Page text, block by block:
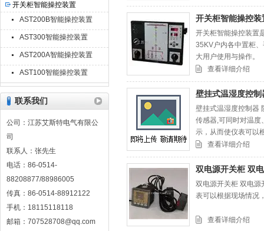
开关柜智能操控装置
AST200B智能操控装置
AST300智能操控装置
AST200A智能操控装置
AST100智能操控装置
联系我们
公司：江苏艾斯特电气有限公
司
联系人：张先生
电话：86-0514-
88208877/88986005
传真：86-0514-88912122
手机：18115118118
邮箱：707528708@qq.com
开关柜智能操控装
开关柜智能操控装置
35KV户内各中置柜
大用户使用与操作。
查看详细介绍
壁挂式温湿度控
壁挂式温湿度控制器
传感器,可同时对温度
示，从而使仪表可以
查看详细介绍
双电源开关柜 双
双电源开关柜 双电源
表可以根据现场情况
查看详细介绍